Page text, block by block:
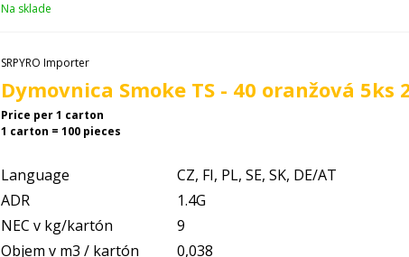
Na sklade
SRPYRO Importer
Dymovnica Smoke TS - 40 oranžová 5ks
Price per 1 carton
1 carton = 100 pieces
Language
CZ, FI, PL, SE, SK, DE/AT
ADR
1.4G
NEC v kg/kartón
9
Objem v m3 / kartón
0,038